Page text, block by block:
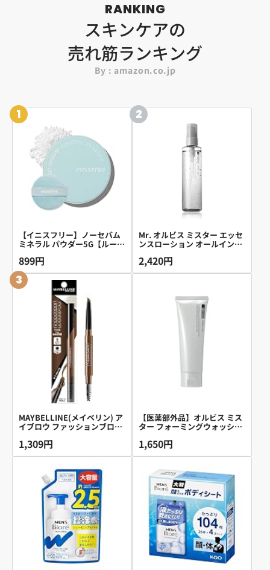
RANKING
スキンケアの
売れ筋ランキング
By : amazon.co.jp
1
【イニスフリー】ノーセバム
ミネラル パウダー5G【ルース
崩れない 毛穴レス 脂性肌 テ
カリ防止 サラサラ 皮脂 韓国
コスメ 化粧直し 持ち運び 敏
感肌 ナチュラル仕上げ 脂性肌
人気 コスパ メンズ 透明感 メ
イクキープ ベタつき防止 ノー
ファンデ プレゼント プチプラ
24時間 保湿 くすみ ニキビ肌
OK 低刺激 旅行用 Tゾーン時
短 マット ツヤ 乾燥 ふんわり
透明 崩れにくい 韓国コスメ
899円
2
Mr. オルビス ミスター エッセ
ンスローション オールインワ
ズ 180mL【医薬部外品】
2,420円
3
MAYBELLINE(メイベリン) ア
イブロウ ファッションブロウ
明るい茶色 ペンシル メンズ
鉛筆
1,309円
【医薬部外品】オルビス ミス
ター フォーミングウォッシュ
密泡) 洗顔フォーム
1,650円